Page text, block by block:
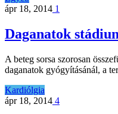
ápr 18, 2014 1
Daganatok
A beteg sorsa szorosan
daganatok gyógyításánál, a
Kardiólgia
ápr 18, 2014 4